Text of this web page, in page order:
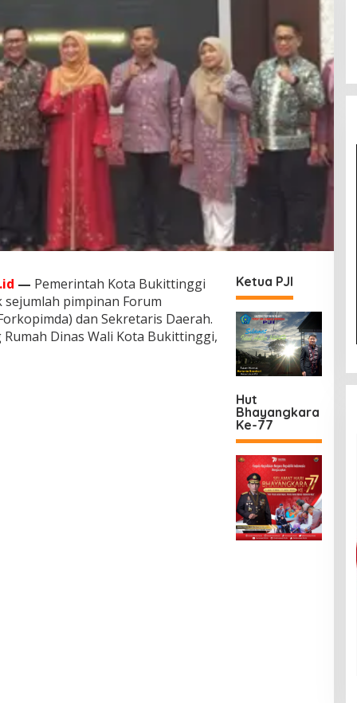
— Pemerintah Kota Bukittinggi
pimpinan Forum
dan Sekretaris Daerah.
Dinas Wali Kota Bukittinggi,
Ketua PJI
Hut
Bhayangkara
Ke-77